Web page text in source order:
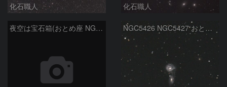
化石職人 化石職人
夜空は宝石箱(おとめ座 NGC5746) Seestar50 NGC5426 NGC5427 おとめ座